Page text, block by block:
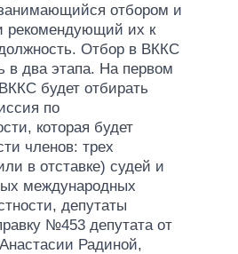
отбором и
рекомендующий их к
Отбор в ВККС
в два этапа. На первом
будет отбирать
по
которая будет
членов: трех
в отставке) судей и
международных
депутаты
№453 депутата от
Радиной,